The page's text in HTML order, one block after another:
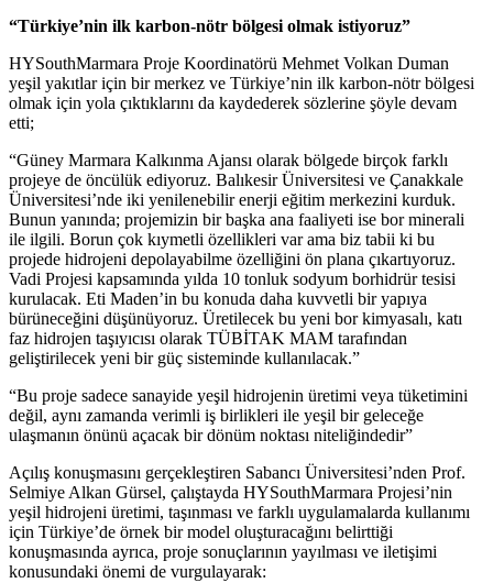
“Türkiye’nin ilk karbon-nötr bölgesi olmak istiyoruz”
HYSouthMarmara Proje Koordinatörü Mehmet Volkan Duman
yeşil yakıtlar için bir merkez ve Türkiye’nin ilk karbon-nötr bölgesi
olmak için yola çıktıklarını da kaydederek sözlerine şöyle devam
etti;
“Güney Marmara Kalkınma Ajansı olarak bölgede birçok farklı
projeye de öncülük ediyoruz. Balıkesir Üniversitesi ve Çanakkale
Üniversitesi’nde iki yenilenebilir enerji eğitim merkezini kurduk.
Bunun yanında; projemizin bir başka ana faaliyeti ise bor minerali
ile ilgili. Borun çok kıymetli özellikleri var ama biz tabii ki bu
projede hidrojeni depolayabilme özelliğini ön plana çıkartıyoruz.
Vadi Projesi kapsamında yılda 10 tonluk sodyum borhidrür tesisi
kurulacak. Eti Maden’in bu konuda daha kuvvetli bir yapıya
bürüneceğini düşünüyoruz. Üretilecek bu yeni bor kimyasalı, katı
faz hidrojen taşıyıcısı olarak TÜBİTAK MAM tarafından
geliştirilecek yeni bir güç sisteminde kullanılacak.”
“Bu proje sadece sanayide yeşil hidrojenin üretimi veya tüketimini
değil, aynı zamanda verimli iş birlikleri ile yeşil bir geleceğe
ulaşmanın önünü açacak bir dönüm noktası niteliğindedir”
Açılış konuşmasını gerçekleştiren Sabancı Üniversitesi’nden Prof.
Selmiye Alkan Gürsel, çalıştayda HYSouthMarmara Projesi’nin
yeşil hidrojeni üretimi, taşınması ve farklı uygulamalarda kullanımı
için Türkiye’de örnek bir model oluşturacağını belirttiği
konuşmasında ayrıca, proje sonuçlarının yayılması ve iletişimi
konusundaki önemi de vurgulayarak: